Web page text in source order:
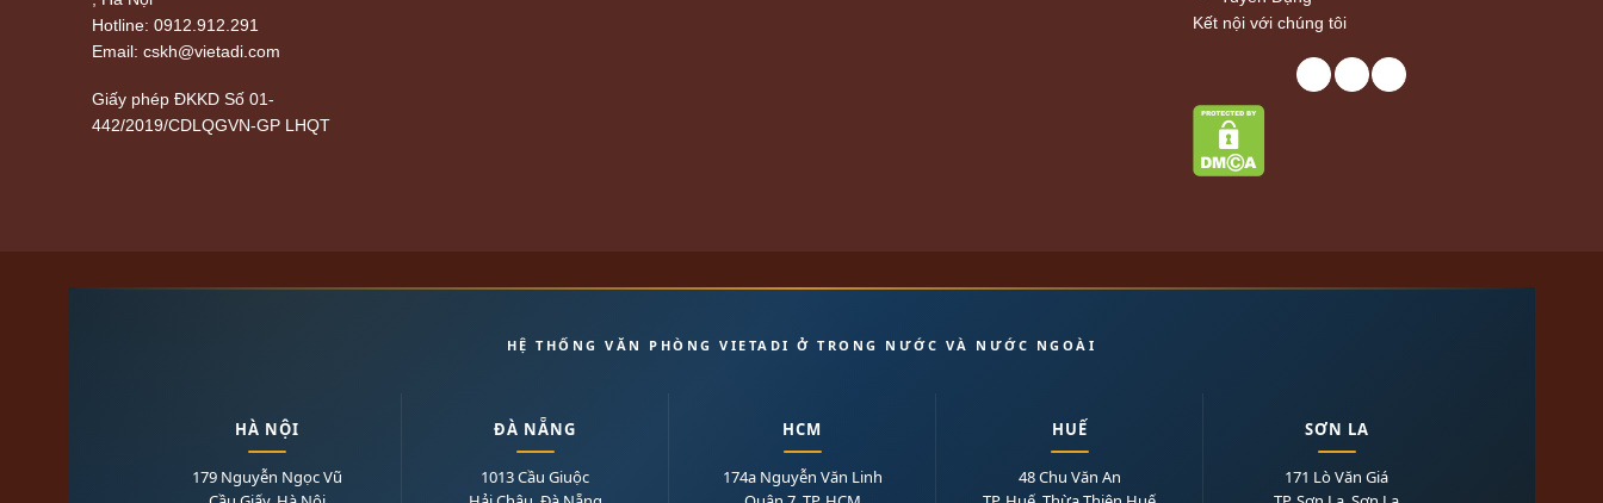
Hotline: 0912.912.291
Email: cskh@vietadi.com
Giấy phép ĐKKD Số 01-
442/2019/CDLQGVN-GP LHQT
Kết nội với chúng tôi
HỆ THỐNG VĂN PHÒNG VIETADI Ở TRONG NƯỚC VÀ NƯỚC NGOÀI
HÀ NỘI
179 Nguyễn Ngọc Vũ
ĐÀ NẴNG
1013 Cầu Giuộc
HCM
174a Nguyễn Văn Linh
HUẾ
48 Chu Văn An
SƠN LA
171 Lò Văn Giá